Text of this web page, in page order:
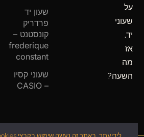
על
שעוני
יד.
אז
מה
השעה?
שעון יד
פרדריק
קונסטנט –
frederique
constant
שעוני קסיו
– CASIO